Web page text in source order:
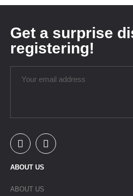
Get a surprise
registering!
ABOUT US
ABOUT US